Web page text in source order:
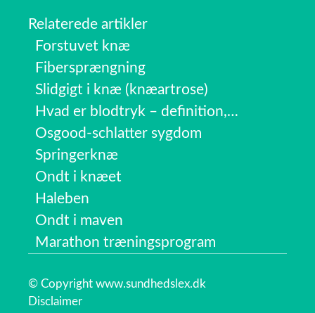
Relaterede artikler
Forstuvet knæ
Fibersprængning
Slidgigt i knæ (knæartrose)
Hvad er blodtryk – definition,…
Osgood-schlatter sygdom
Springerknæ
Ondt i knæet
Haleben
Ondt i maven
Marathon træningsprogram
© Copyright www.sundhedslex.dk
Disclaimer